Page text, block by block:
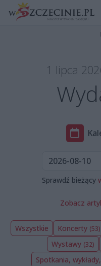
1 lipca
Sprawdź bieżący
Zobacz
Wszystkie Koncerty (53)
Wystawy (32)
Spotkania,